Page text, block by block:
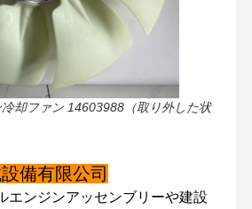
製品 VRショー
却ファン 14603988（取り外した状
備有限公司
エンジンアッセンブリーや建設